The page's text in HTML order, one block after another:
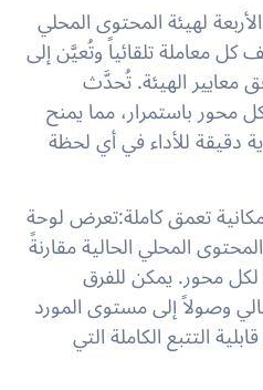
لهيئة المحتوى المحلي
معاملة تلقائياً وتُعيَّن إلى
معايير الهيئة. تُحدَّث
محور باستمرار، مما يمنح
دقيقة للأداء في أي لحظة
تعمق كاملة:تعرض لوحة
المحلي الحالية مقارنةً
لكل محور. يمكن للفرق
وصولاً إلى مستوى المورد
التتبع الكاملة التي